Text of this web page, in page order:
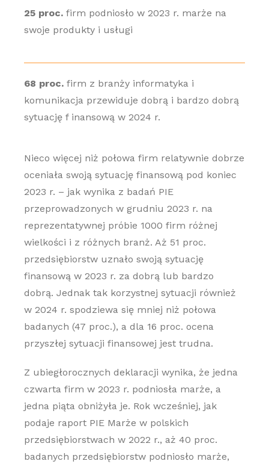
25 proc.firm podniosło w 2023 r. marże na
swoje produkty i usługi
68 proc.firm z branży informatyka i
komunikacja przewiduje dobrą i bardzo dobrą
sytuację f inansową w 2024 r.
Nieco więcej niż połowa firm relatywnie dobrze
oceniała swoją sytuację finansową pod koniec
2023 r. – jak wynika z badań PIE
przeprowadzonych w grudniu 2023 r. na
reprezentatywnej próbie 1000 firm różnej
wielkości i z różnych branż. Aż 51 proc.
przedsiębiorstw uznało swoją sytuację
finansową w 2023 r. za dobrą lub bardzo
dobrą. Jednak tak korzystnej sytuacji również
w 2024 r. spodziewa się mniej niż połowa
badanych (47 proc.), a dla 16 proc. ocena
przyszłej sytuacji finansowej jest trudna.
Z ubiegłorocznych deklaracji wynika, że jedna
czwarta firm w 2023 r. podniosła marże, a
jedna piąta obniżyła je. Rok wcześniej, jak
podaje raport PIE Marże w polskich
przedsiębiorstwach w 2022 r., aż 40 proc.
badanych przedsiębiorstw podniosło marże,